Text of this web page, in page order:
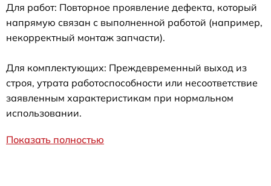
Для работ: Повторное проявление дефекта, который
напрямую связан с выполненной работой (например,
некорректный монтаж запчасти).
Для комплектующих: Преждевременный выход из
строя, утрата работоспособности или несоответствие
заявленным характеристикам при нормальном
использовании.
Показать полностью